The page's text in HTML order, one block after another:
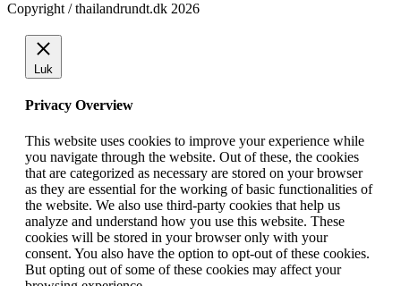
Copyright / thailandrundt.dk 2026
Luk
Privacy Overview
This website uses cookies to improve your experience while
you navigate through the website. Out of these, the cookies
that are categorized as necessary are stored on your browser
as they are essential for the working of basic functionalities of
the website. We also use third-party cookies that help us
analyze and understand how you use this website. These
cookies will be stored in your browser only with your
consent. You also have the option to opt-out of these cookies.
But opting out of some of these cookies may affect your